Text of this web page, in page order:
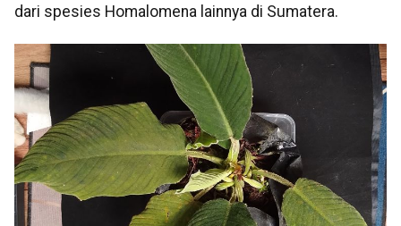
dari spesies Homalomena lainnya di Sumatera.